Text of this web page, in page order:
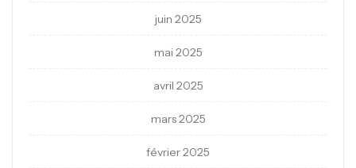
juin 2025
mai 2025
avril 2025
mars 2025
février 2025